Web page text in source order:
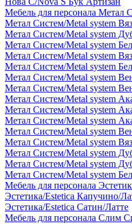
Мебель для персонала Метал
Метал Систем/Metal system
Метал Систем/Metal system
Метал Систем/Metal system
Метал Систем/Metal system
Метал Систем/Metal system
Метал Систем/Metal system
Метал Систем/Metal system
Метал Систем/Metal system
Метал Систем/Metal system
Метал Систем/Metal system
Метал Систем/Metal system
Метал Систем/Metal system
Метал Систем/Metal system
Метал Систем/Metal system
Метал Систем/Metal system
Мебель для персонала
Эстетика/Estetica Капучино/
Эстетика/Estetica Сатин/Латте
Мебель для персонала Слим